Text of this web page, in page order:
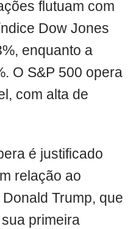
flutuam com
Dow Jones
enquanto a
O S&P 500 opera
com alta de
é justificado
relação ao
Trump, que
primeira